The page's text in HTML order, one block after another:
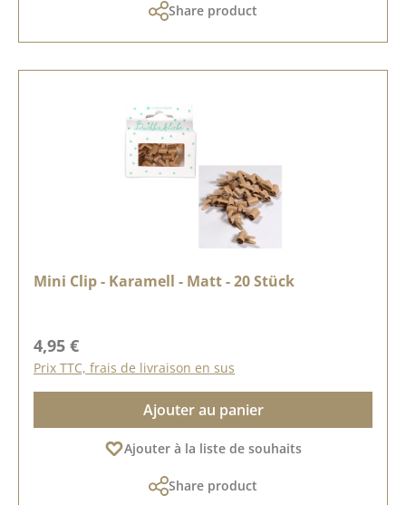
Share product
Mini Clip - Karamell - Matt - 20 Stück
Prix régulier :
4,95 €
Prix TTC, frais de livraison en sus
Ajouter au panier
Ajouter à la liste de souhaits
Share product